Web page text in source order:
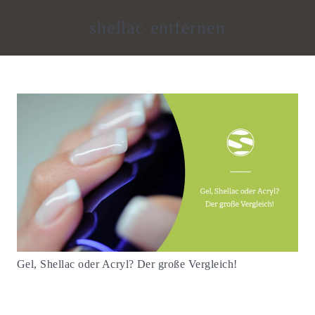
shellac entfernen
Gel, Shellac oder Acryl? Der große Vergleich!